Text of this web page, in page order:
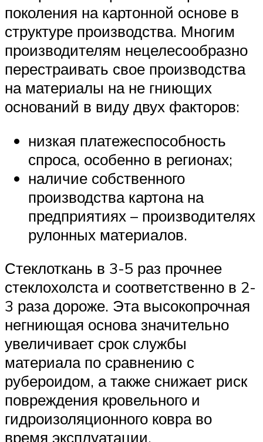
поколения на картонной основе в
структуре производства. Многим
производителям нецелесообразно
перестраивать свое производства
на материалы на не гниющих
оснований в виду двух факторов:
низкая платежеспособность
спроса, особенно в регионах;
наличие собственного
производства картона на
предприятиях – производителях
рулонных материалов.
Стеклоткань в 3-5 раз прочнее
стеклохолста и соответственно в 2-
3 раза дороже. Эта высокопрочная
негниющая основа значительно
увеличивает срок службы
материала по сравнению с
рубероидом, а также снижает риск
повреждения кровельного и
гидроизоляционного ковра во
время эксплуатации.